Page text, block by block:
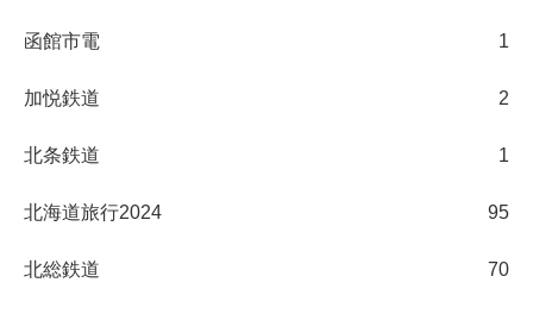
函館市電 1
加悦鉄道 2
北条鉄道 1
北海道旅行2024 95
北総鉄道 70